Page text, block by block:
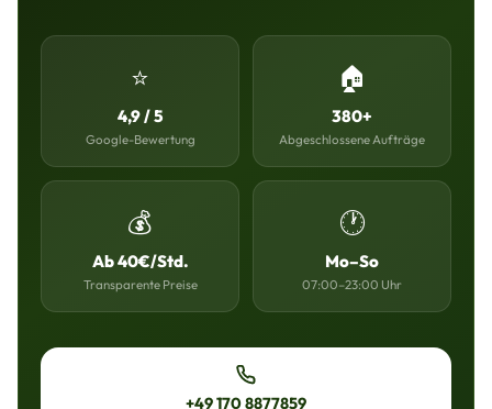
⭐
4,9 / 5
Google-Bewertung
🏠
380+
Abgeschlossene Aufträge
💰
Ab 40€/Std.
Transparente Preise
🕐
Mo–So
07:00–23:00 Uhr
+49 170 8877859